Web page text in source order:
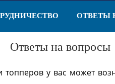
ОТВЕТЫ
Ответы на вопросы
у вас может